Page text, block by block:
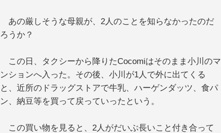
あの厳しそうな母親が、2人のことを知らなかったのだ
ろうか？
この日、タクシーから降りたCocomiはそのまま小川のマ
ンションへ入った。その後、小川が1人で外に出てくる
と、近所のドラッグストアで牛乳、ハーゲンダッツ、食パ
ン、納豆等を買って戻っていったという。
この買い物を見ると、2人がだいぶ長いこと付き合って